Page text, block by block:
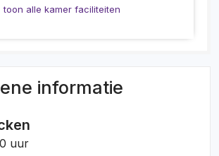
toon alle kamer faciliteiten
informatie
uur